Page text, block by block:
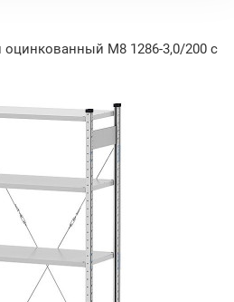
оцинкованный М8 1286-3,0/200 c